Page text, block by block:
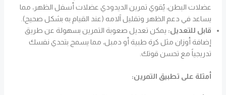
عضلات البطن، يُقوي تمرين الديدودي عضلات أسفل الظهر، مما
يساعد في دعم الظهر وتقليل آلامه (عند القيام به بشكل صحيح).
قابل للتعديل: يمكن تعديل صعوبة التمرين بسهولة عن طريق
إضافة أوزان مثل كرة طبية أو دمبل، مما يسمح بتحدي نفسك
تدريجياً مع تحسن قوتك.
أمثلة على تطبيق التمرين: